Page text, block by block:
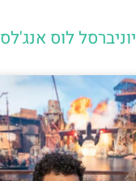
יוניברסל לוס אנג'לס